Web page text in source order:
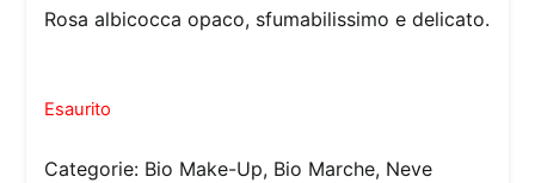
Rosa albicocca opaco, sfumabilissimo e delicato.
Esaurito
Categorie: Bio Make-Up, Bio Marche, Neve